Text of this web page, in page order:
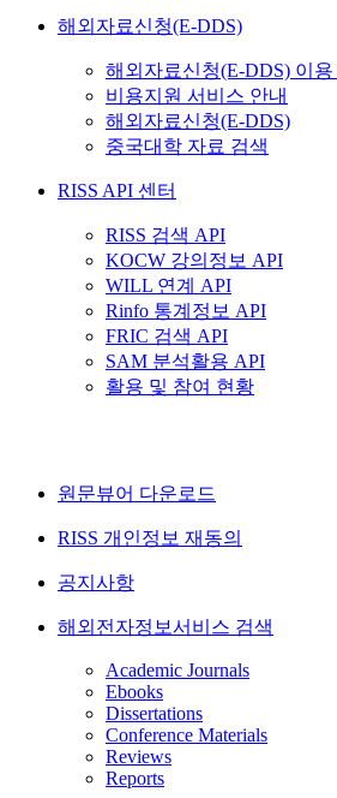
해외자료신청(E-DDS)
해외자료신청(E-DDS) 이용
비용지원 서비스 안내
해외자료신청(E-DDS)
중국대학 자료 검색
RISS API 센터
RISS 검색 API
KOCW 강의정보 API
WILL 연계 API
Rinfo 통계정보 API
FRIC 검색 API
SAM 분석활용 API
활용 및 참여 현황
원문뷰어 다운로드
RISS 개인정보 재동의
공지사항
해외전자정보서비스 검색
Academic Journals
Ebooks
Dissertations
Conference Materials
Reviews
Reports